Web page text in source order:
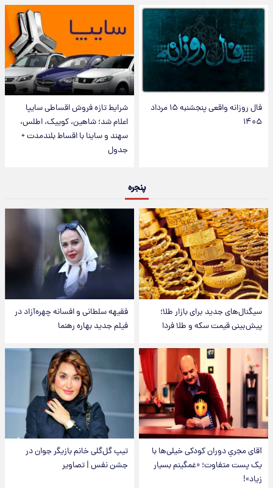
فال روزانه واقعی پنجشنبه ۱۵ مرداد
۱۴۰۵
شرایط تازه فروش اقساطی سایپا
اعلام شد؛ شاهین، کوییک، اطلس،
سهند و ساینا با اقساط بلندمدت +
جدول
پنجره
سیگنال‌های جدید برای بازار طلا؛
پیش‌بینی قیمت سکه و طلا فردا
فقیهه سلطانی و افسانه چهره‌آزاد در
فیلم جدید بهاره رهنما
آقای مجریِ دوران کودکی خیلی‌ها با
یک پست متفاوت؛ «غمگینم بسیار
زیاد»!
تیپ گل‌گلی خانم بازیگر جوان در
جشن نفس | تصاویر